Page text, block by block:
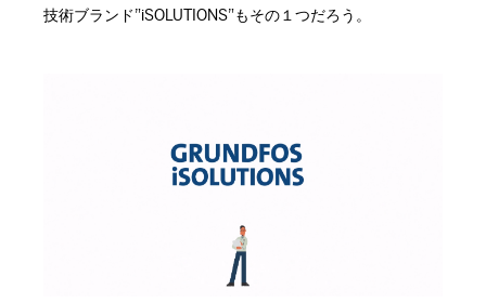
技術ブランド”iSOLUTIONS”もその１つだろう。